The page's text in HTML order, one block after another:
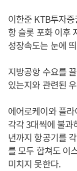
이한준 KTB투자
항 슬롯 포화 이후
성장속도는 눈에
지방공항 수요를
있는지와 관련된
에어로케이와 플
각각 3대씩에 불
년까지 항공기를
를 모두 합쳐도 이
미치지 못한다.